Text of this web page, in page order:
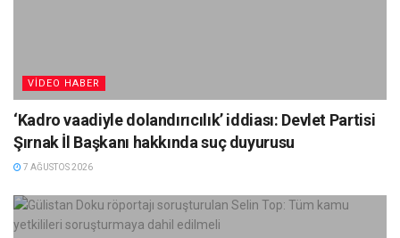
VIDEO HABER
‘Kadro vaadiyle dolandırıcılık’ iddiası: Devlet Partisi
Şırnak İl Başkanı hakkında suç duyurusu
7 AĞUSTOS 2026